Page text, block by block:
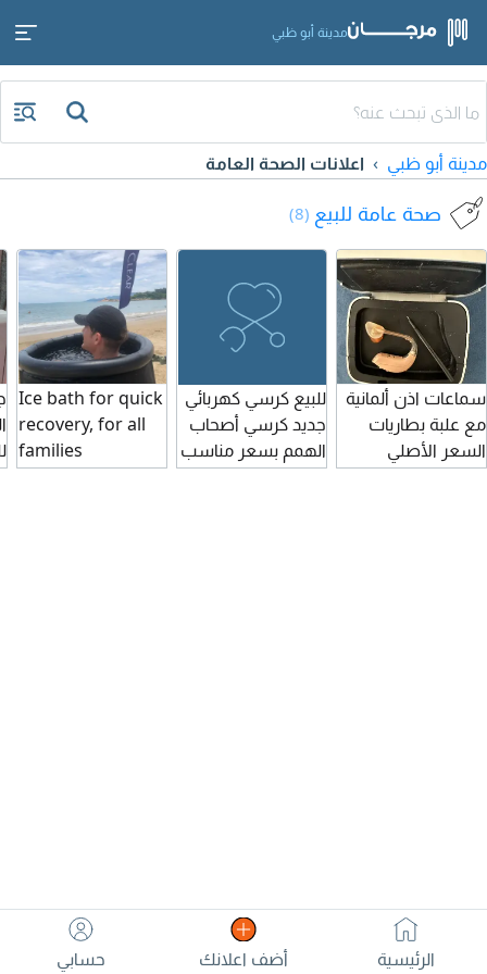
مدينة أبو ظبي
مدينة أبو ظبي اعلانات الصحة العامة
صحة عامة للبيع (8)
سماعات اذن ألمانية
مع علبة بطاريات
السعر الأصلي
للسماعات 4 ألاف
للبيع كرسي كهربائي
جديد كرسي أصحاب
الهمم بسعر مناسب
في مدينة العين
Ice bath for quick
recovery, for all
families
members, will
الرئيسية أضف اعلانك حسابي